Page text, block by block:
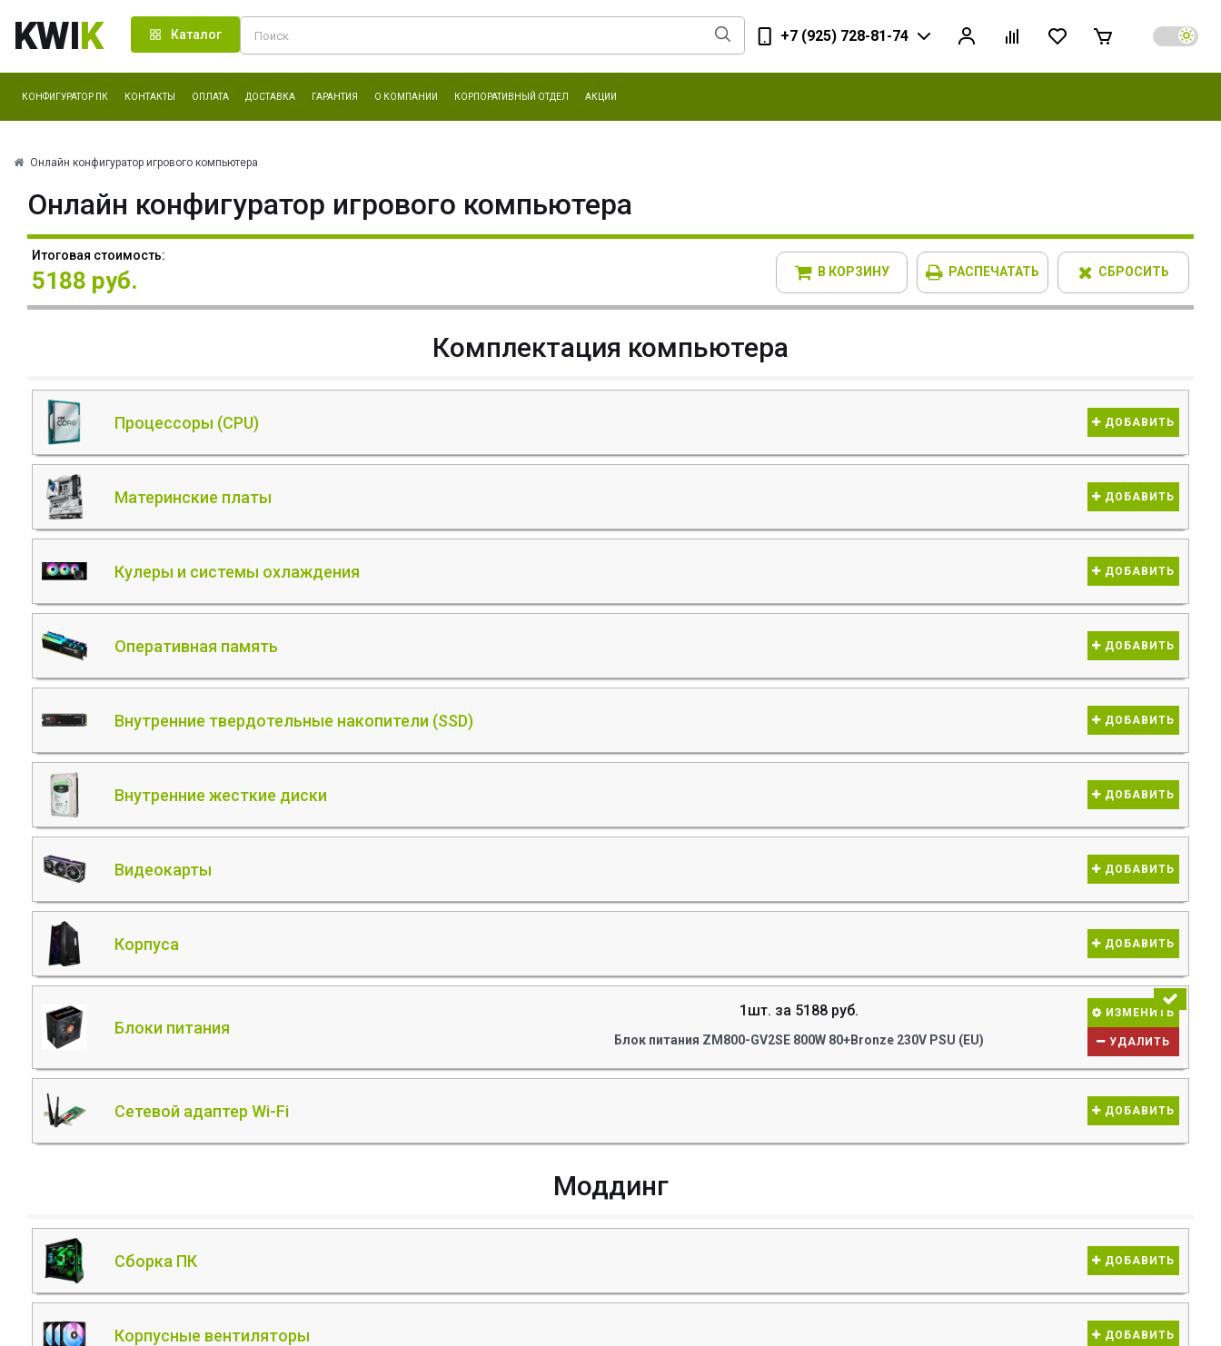
KWIK Каталог +7 (925) 728-81-74
КОНФИГУРАТОР ПК КОНТАКТЫ ОПЛАТА ДОСТАВКА ГАРАНТИЯ О КОМПАНИИ КОРПОРАТИВНЫЙ ОТДЕЛ АКЦИИ
Онлайн конфигуратор игрового компьютера
Онлайн конфигуратор игрового компьютера
Итоговая стоимость:
5188 руб. В КОРЗИНУ РАСПЕЧАТАТЬ СБРОСИТЬ
Комплектация компьютера
Процессоры (CPU) ДОБАВИТЬ
Материнские платы ДОБАВИТЬ
Кулеры и системы охлаждения ДОБАВИТЬ
Оперативная память ДОБАВИТЬ
Внутренние твердотельные накопители (SSD) ДОБАВИТЬ
Внутренние жесткие диски ДОБАВИТЬ
Видеокарты ДОБАВИТЬ
Корпуса ДОБАВИТЬ
Блоки питания
1шт. за 5188 руб.
Блок питания ZM800-GV2SE 800W 80+Bronze 230V PSU (EU)
ИЗМЕНИТЬ
УДАЛИТЬ
Сетевой адаптер Wi-Fi ДОБАВИТЬ
Моддинг
Сборка ПК ДОБАВИТЬ
Корпусные вентиляторы ДОБАВИТЬ